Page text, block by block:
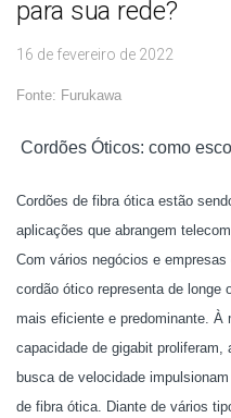
para sua rede?
16 de fevereiro de 2022
Fonte: Furukawa
Cordões Óticos: como
Cordões de fibra ótica estão
aplicações que abrangem
Com vários negócios e
cordão ótico representa de longe
mais eficiente e predominante. À
capacidade de gigabit
busca de velocidade
de fibra ótica. Diante de vários